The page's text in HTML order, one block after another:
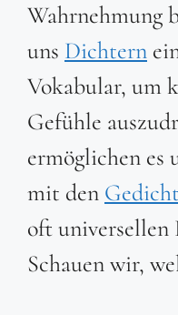
Wahrnehmung
uns Dichtern
Vokabular, um
Gefühle
ermöglichen es
mit den
oft universellen
Schauen wir,